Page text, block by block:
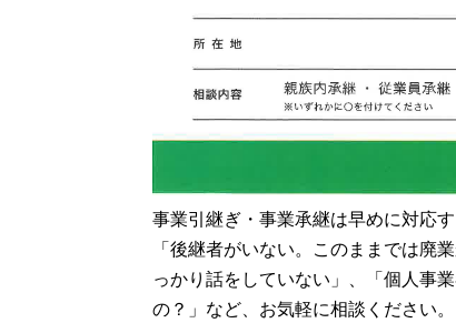
事業引継ぎ・事業承継は早めに対応
「後継者がいない。このままでは廃
っかり話をしていない」、「個人事
の？」など、お気軽に相談ください。